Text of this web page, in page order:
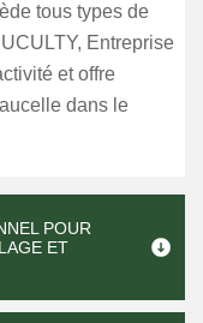
tous types de
Entreprise
et offre
dans le
POUR
ET